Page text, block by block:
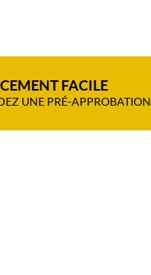
FACILE
UNE PRÉ-APPROBATION